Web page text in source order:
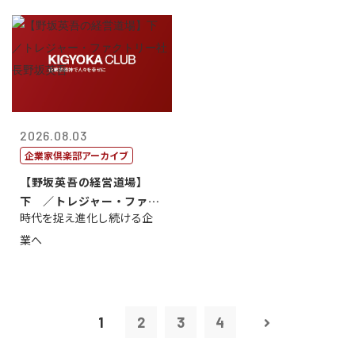
2026.08.03
企業家倶楽部アーカイブ
【野坂英吾の経営道場】
下 ／トレジャー・ファク
トリー社長野坂...
時代を捉え進化し続ける企
業へ
1 2 3 4